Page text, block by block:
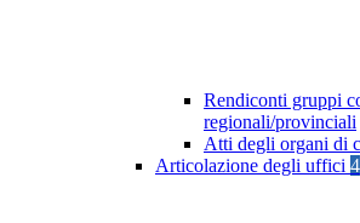
Rendiconti gruppi
regionali/provinciali
Atti degli organi di
Articolazione degli uffici 4